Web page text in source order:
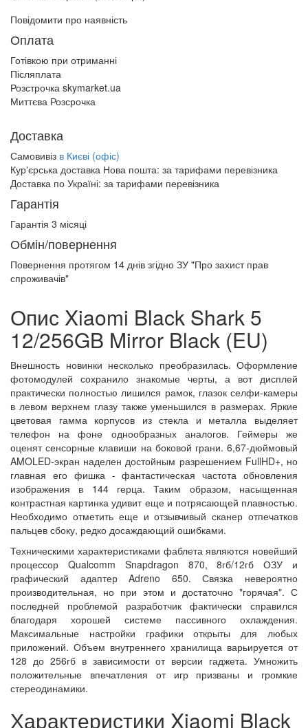
Повідомити про наявність
Оплата
Готівкою при отриманні
Післяплата
Розстрочка skymarket.ua
Миттєва Розсрочка
Доставка
Самовивіз в Києві (офіс)
Кур'єрська доставка Нова пошта: за тарифами перевізника
Доставка по Україні: за тарифами перевізника
Гарантія
Гарантія 3 місяці
Обмін/повернення
Повернення протягом 14 днів згідно ЗУ "Про захист прав
спроживачів"
Опис Xiaomi Black Shark 5
12/256GB Mirror Black (EU)
Внешность новинки несколько преобразилась. Оформление
фотомодулей сохранило знакомые черты, а вот дисплей
практически полностью лишился рамок, глазок селфи-камеры
в левом верхнем глазу также уменьшился в размерах. Яркие
цветовая гамма корпусов из стекла и металла выделяет
телефон на фоне однообразных аналогов. Геймеры же
оценят сенсорные клавиши на боковой грани. 6,67-дюймовый
AMOLED-экран наделен достойным разрешением FullHD+, но
главная его фишка - фантастическая частота обновления
изображения в 144 герца. Таким образом, насыщенная
контрастная картинка удивит еще и потрясающей плавностью.
Необходимо отметить еще и отзывчивый сканер отпечатков
пальцев сбоку, редко досаждающий ошибками.
Техническими характеристиками фаблета являются новейший
процессор Qualcomm Snapdragon 870, 8гб/12гб ОЗУ и
графический адаптер Adreno 650. Связка невероятно
производительная, но при этом и достаточно "горячая". С
последней проблемой разработчик фактически справился
благодаря хорошей системе пассивного охлаждения.
Максимальные настройки графики открыты для любых
приложений. Объем внутреннего хранилища варьируется от
128 до 256гб в зависимости от версии гаджета. Умножить
положительные впечатления от игр призваны и громкие
стереодинамики.
Характеристики Xiaomi Black